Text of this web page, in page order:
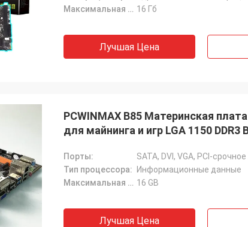
Максимальная емкость оперативной памяти: 16 Гб
Лучшая Цена
PCWINMAX B85 Материнская
для майнинга и игр LGA 1150
Порты:
SATA, DVI, VGA, PCI-
Тип процессора:
Информационные данные
Максимальная емкость Ram: 16 GB
Лучшая Цена